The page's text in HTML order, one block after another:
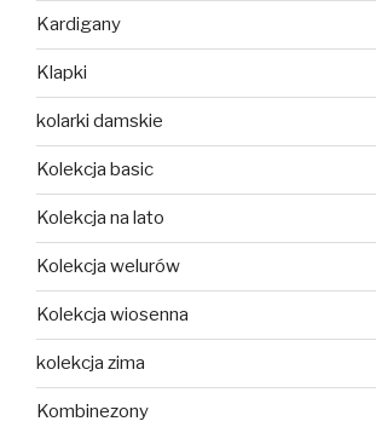
Kardigany
Klapki
kolarki damskie
Kolekcja basic
Kolekcja na lato
Kolekcja welurów
Kolekcja wiosenna
kolekcja zima
Kombinezony